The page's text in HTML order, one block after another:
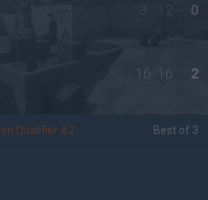
3 12 0
16 16 2
Qualifier #2 Best of 3